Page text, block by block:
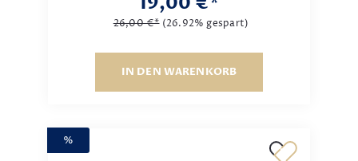
26,00 €* (26.92% gespart)
IN DEN WARENKORB
%